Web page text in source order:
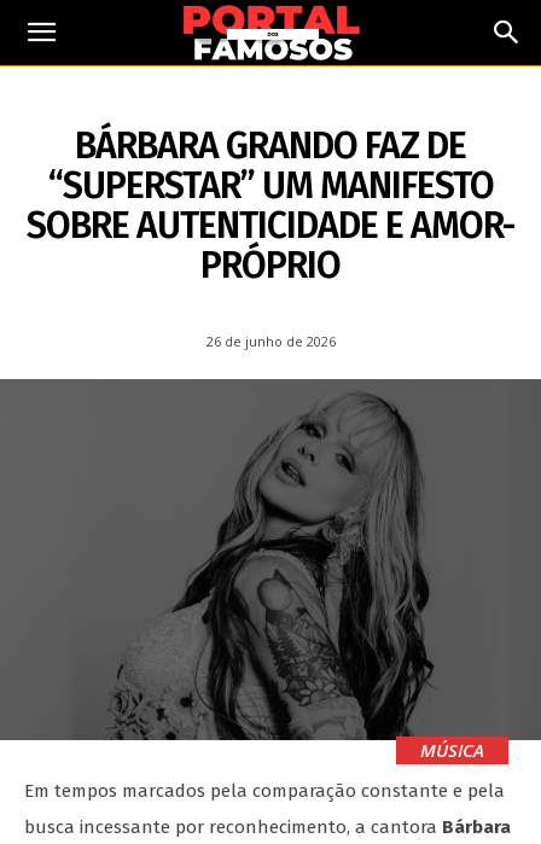
26 DE JUNHO DE 2026
BÁRBARA GRANDO FAZ DE
“SUPERSTAR” UM MANIFESTO
SOBRE AUTENTICIDADE E AMOR-
PRÓPRIO
26 de junho de 2026
MÚSICA
Em tempos marcados pela comparação constante e pela
busca incessante por reconhecimento, a cantora Bárbara